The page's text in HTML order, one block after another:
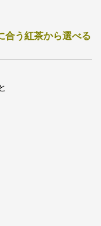
合う紅茶から選べる